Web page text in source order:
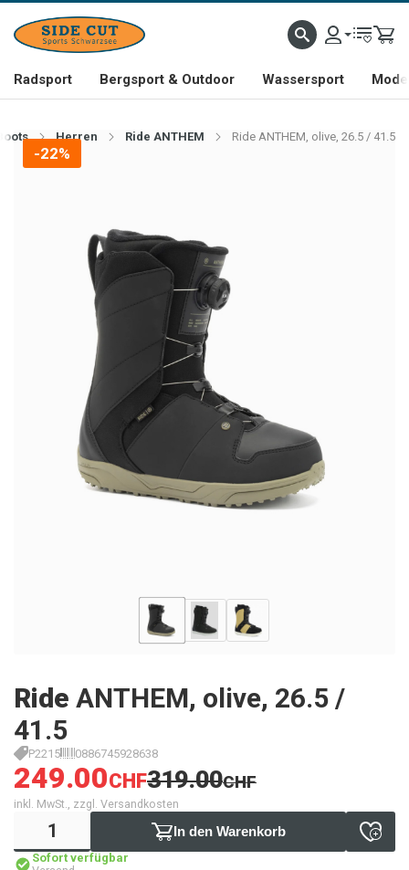
Radsport Bergsport & Outdoor Wassersport
Herren Ride ANTHEM Ride ANTHEM, olive, 26.5 / 41.5
-22%
Ride ANTHEM, olive, 26.5 /
41.5
P2215 0886745928638
249.00CHF319.00CHF
inkl. MwSt., zzgl. Versandkosten
In den Warenkorb
Sofort verfügbar